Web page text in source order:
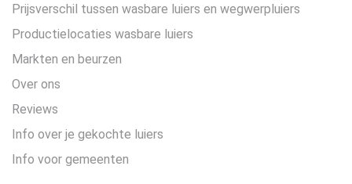
Prijsverschil tussen wasbare luiers en wegwerpluiers
Productielocaties wasbare luiers
Markten en beurzen
Over ons
Reviews
Info over je gekochte luiers
Info voor gemeenten